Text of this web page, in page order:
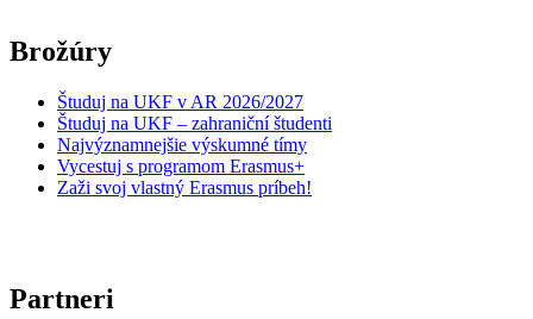
Brožúry
Študuj na UKF v AR 2026/2027
Študuj na UKF – zahraniční študenti
Najvýznamnejšie výskumné tímy
Vycestuj s programom Erasmus+
Zaži svoj vlastný Erasmus príbeh!
Partneri